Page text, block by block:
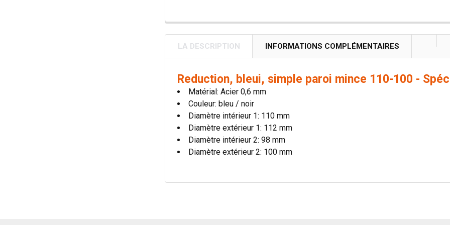
LA DESCRIPTION INFORMATIONS COMPLÉMENTAIRES
Reduction, bleui, simple paroi mince 110-100 -
Matérial: Acier 0,6 mm
Couleur: bleu / noir
Diamètre intérieur 1: 110 mm
Diamètre extérieur 1: 112 mm
Diamètre intérieur 2: 98 mm
Diamètre extérieur 2: 100 mm